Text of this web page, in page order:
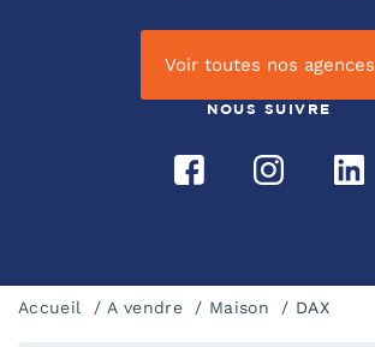
Voir toutes nos agences
NOUS SUIVRE
Accueil A vendre Maison DAX